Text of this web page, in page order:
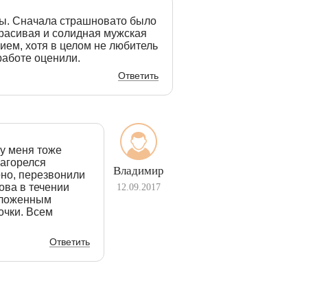
Сначала страшновато было
и солидная мужская
хотя в целом не любитель
оценили.
Ответить
Владимир
12.09.2017
меня тоже
перезвонили
в течении
Всем
Ответить